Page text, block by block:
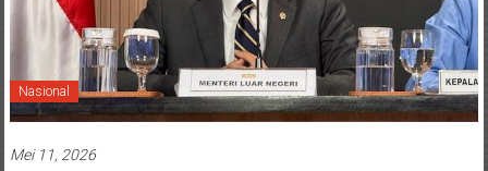
Nasional
Mei 11, 2026